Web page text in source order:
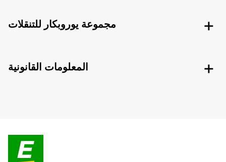
مجموعة يوروبكار للتنقلات
المعلومات القانونية